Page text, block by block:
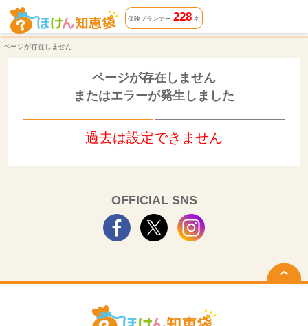
ページが存在しません | ほけん知恵袋
保険プランナー 228名
ページが存在しません
ページが存在しません
またはエラーが発生しました
過去は設定できません
OFFICIAL SNS